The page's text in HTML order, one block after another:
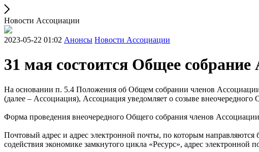
Новости Ассоциации
2023-05-22 01:02 Анонсы Новости Ассоциации
31 мая состоится Общее собрание
На основании п. 5.4 Положения об Общем собрании членов Ассоциации
(далее – Ассоциация), Ассоциация уведомляет о созыве
Форма проведения внеочередного Общего собрания членов
Почтовый адрес и адрес электронной почты, по которым
содействия экономике замкнутого цикла «Ресурс», адрес электронной